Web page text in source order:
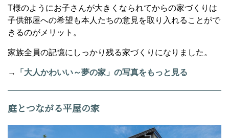
T様のようにお子さんが大きくなられてからの家づくりは
子供部屋への希望も本人たちの意見を取り入れることがで
きるのがメリット。
家族全員の記憶にしっかり残る家づくりになりました。
→ 「大人かわいい～夢の家」の写真をもっと見る
庭とつながる平屋の家